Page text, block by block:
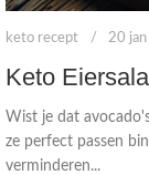
keto recept 20
Keto
Wist je dat
ze perfect passen
verminderen...